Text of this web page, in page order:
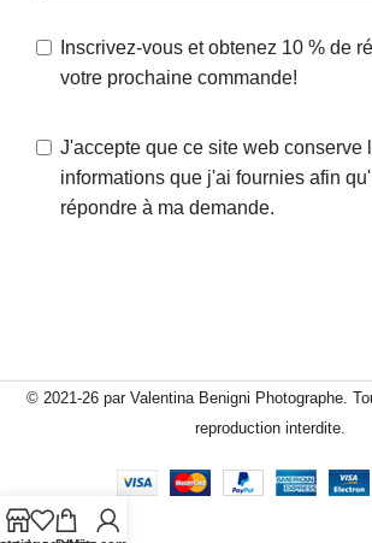
Inscrivez-vous et obtenez 10 % de
votre prochaine commande!
J'accepte que ce site web conserve
informations que j'ai fournies afin
répondre à ma demande.
© 2021-26 par Valentina Benigni Photographe.
reproduction interdite.